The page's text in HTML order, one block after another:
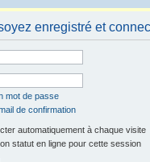
enregistré et
mot de passe
de confirmation
automatiquement à chaque visite
statut en ligne pour cette session